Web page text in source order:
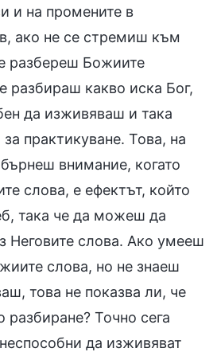
и на промените в
ако не се стремиш към
разбереш Божиите
разбираш какво иска Бог,
да изживяваш и така
практикуване. Това, на
внимание, когато
слова, е ефектът, който
така че да можеш да
Неговите слова. Ако умееш
слова, но не знаеш
това не показва ли, че
разбиране? Точно сега
да изживяват